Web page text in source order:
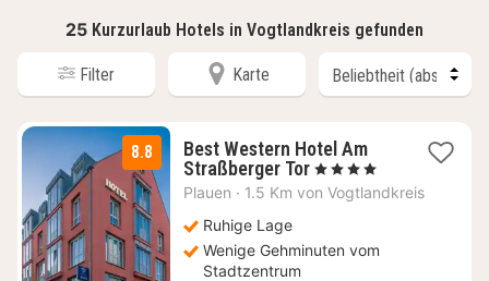
25 Kurzurlaub Hotels in Vogtlandkreis gefunden
Filter Karte
8.8
Best Western Hotel Am
Straßberger Tor1
Nacht
€
, 4 Sterne
Plauen · 1.5 Km von Vogtlandkreis
Ruhige Lage
Wenige Gehminuten vom
Stadtzentrum